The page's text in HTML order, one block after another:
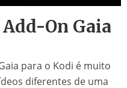
On Gaia
para o Kodi é muito
diferentes de uma